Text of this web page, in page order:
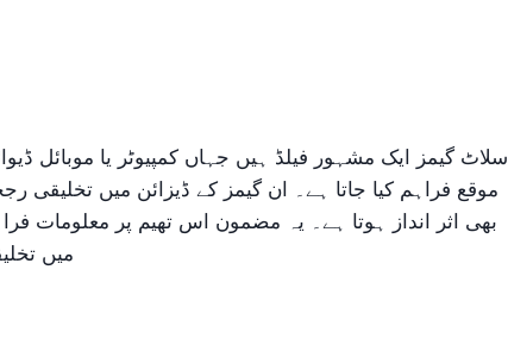
سلاٹ گیمز ایک مشہور فیلڈ ہیں جہاں کمپیوٹر یا موبائل
موقع فراہم کیا جاتا ہے۔ ان گیمز کے ڈیزائن میں تخلیقی
بھی اثر انداز ہوتا ہے۔ یہ مضمون اس تھیم پر معلومات
میں